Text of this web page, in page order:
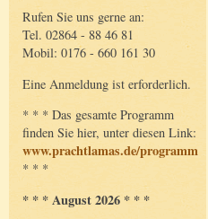
Rufen Sie uns gerne an:
Tel. 02864 - 88 46 81
Mobil: 0176 - 660 161 30
Eine Anmeldung ist erforderlich.
* * * Das gesamte Programm
finden Sie hier, unter diesen Link:
www.prachtlamas.de/programm
* * *
* * * August 2026 * * *